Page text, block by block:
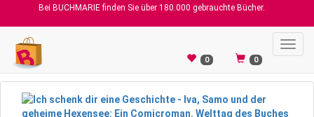
Bei BUCHMARIE finden Sie über 180.000 gebrauchte Bücher.
0 0